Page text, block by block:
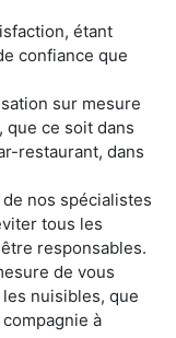
étant
confiance que
sur mesure
que ce soit dans
restaurant, dans
nos spécialistes
tous les
responsables.
de vous
nuisibles, que
à